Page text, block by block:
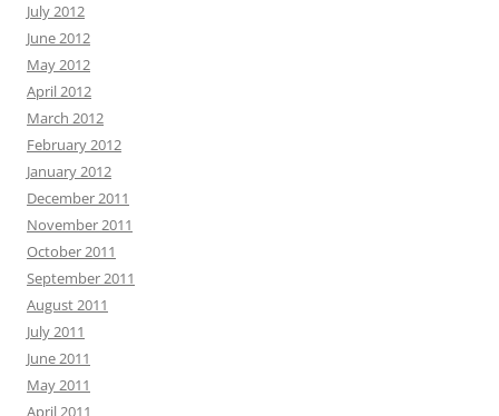
July 2012
June 2012
May 2012
April 2012
March 2012
February 2012
January 2012
December 2011
November 2011
October 2011
September 2011
August 2011
July 2011
June 2011
May 2011
April 2011